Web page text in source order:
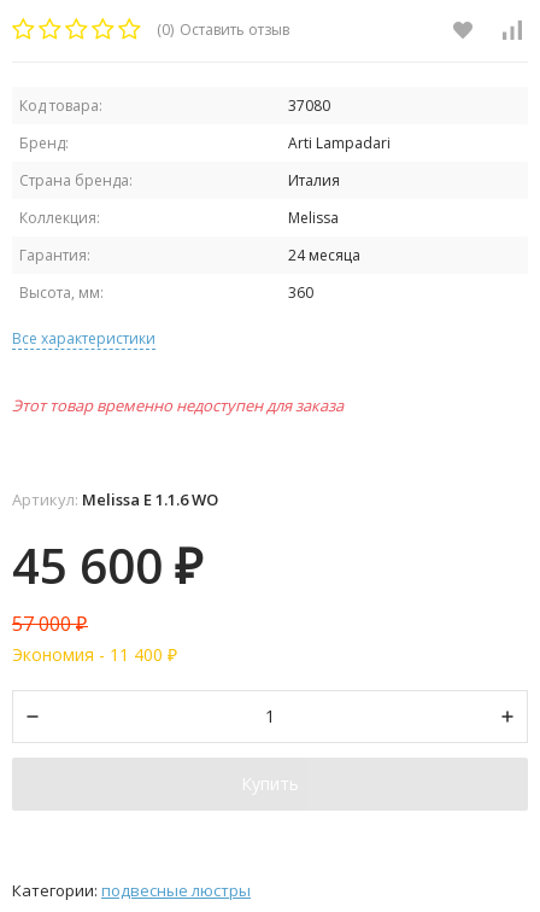
(0) Оставить отзыв
Код товара:
37080
Бренд:
Arti Lampadari
Страна бренда:
Италия
Коллекция:
Melissa
Гарантия:
24 месяца
Высота, мм:
360
Все характеристики
Этот товар временно недоступен для заказа
Артикул: Melissa E 1.1.6 WO
45 600 ₽
57 000₽
Экономия - 11 400 ₽
Купить
Категории: подвесные люстры